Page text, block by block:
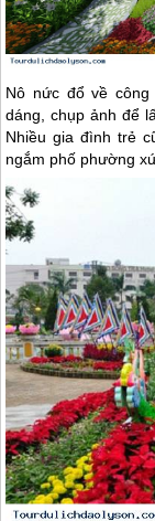
Nô nức đổ về
dáng, chụp ảnh để
Nhiều gia đình trẻ
ngắm phố phường